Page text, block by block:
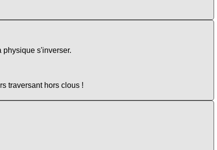
s'inverser.
traversant hors clous !